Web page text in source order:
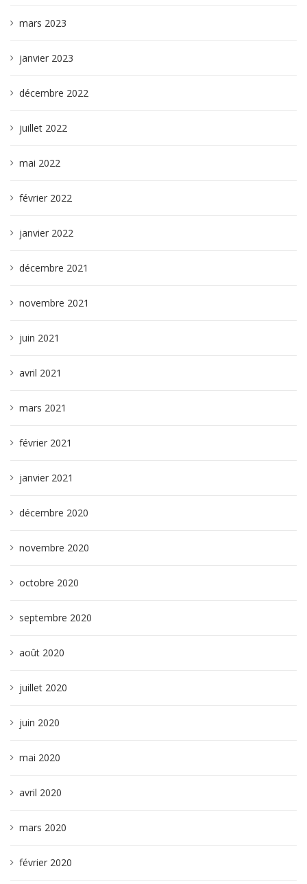
mars 2023
janvier 2023
décembre 2022
juillet 2022
mai 2022
février 2022
janvier 2022
décembre 2021
novembre 2021
juin 2021
avril 2021
mars 2021
février 2021
janvier 2021
décembre 2020
novembre 2020
octobre 2020
septembre 2020
août 2020
juillet 2020
juin 2020
mai 2020
avril 2020
mars 2020
février 2020